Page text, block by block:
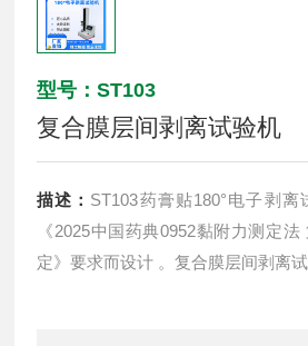
型号：ST103
复合膜层间剥离试验机
描述： ST103药膏贴180°电子剥
《2025中国药典0952黏附力测定
定》要求而设计 。复合膜层间剥离